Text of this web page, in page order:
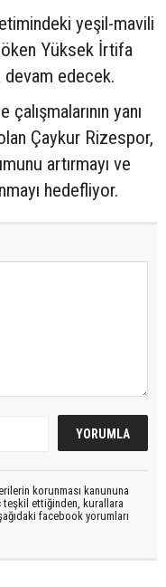
yeşil-mavili
Yüksek İrtifa
devam edecek.
yanı
Çaykur Rizespor,
artırmayı ve
hedefliyor.
korunması kanununa
teşkil ettiğinden, kurallara
facebook yorumları